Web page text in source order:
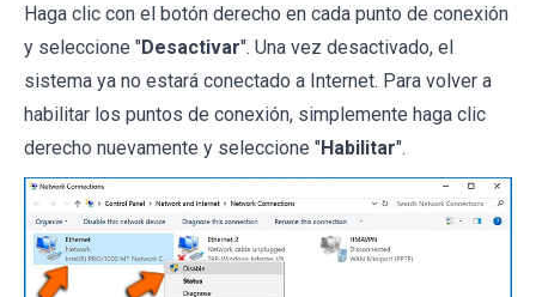
Haga clic con el botón derecho en cada punto de conexión
y seleccione "Desactivar". Una vez desactivado, el
sistema ya no estará conectado a Internet. Para volver a
habilitar los puntos de conexión, simplemente haga clic
derecho nuevamente y seleccione "Habilitar".